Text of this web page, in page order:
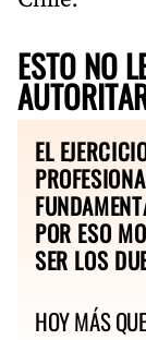
ESTO NO
EL
POR ESO
SER LOS
HOY MÁS